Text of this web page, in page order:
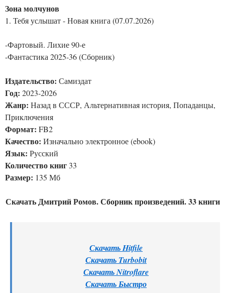
Зона молчунов
1. Тебя услышат - Новая книга (07.07.2026)
-Фартовый. Лихие 90-е
-Фантастика 2025-36 (Сборник)
Издательство: Самиздат
Год: 2023-2026
Жанр: Назад в СССР, Альтернативная история, Попаданцы,
Приключения
Формат: FB2
Качество: Изначально электронное (ebook)
Язык: Русский
Количество книг 33
Размер: 135 Мб
Скачать Дмитрий Ромов. Сборник произведений. 33 книги
Скачать Hitfile
Скачать Turbobit
Скачать Nitroflare
Скачать Быстро